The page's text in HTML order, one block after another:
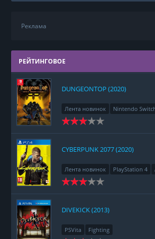
Реклама
РЕЙТИНГОВОЕ
DUNGEONTOP (2020)
Лента новинок Nintendo
CYBERPUNK 2077 (2020)
Лента новинок PlayStation 4
Racing
Adventure
DIVEKICK (2013)
PSVita Fighting